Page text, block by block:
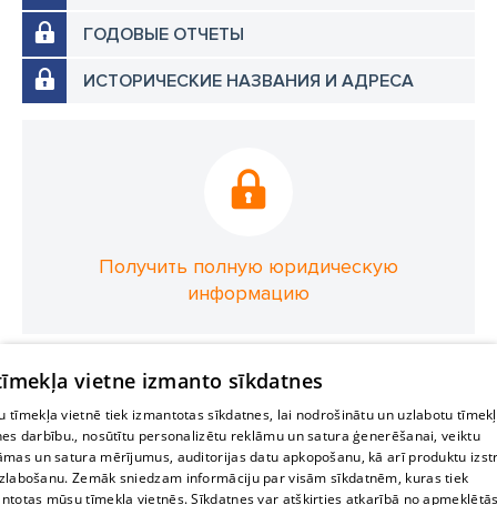
ГОДОВЫЕ ОТЧЕТЫ
ИСТОРИЧЕСКИЕ НАЗВАНИЯ И АДРЕСА
Получить полную юридическую
информацию
vietne izmanto sīkdatnes
tīmekļa vietnē tiek izmantotas sīkdatnes, lai nodrošinātu un uzlabotu
darbību., nosūtītu personalizētu reklāmu un satura ģenerēšanai, veiktu
un satura mērījumus, auditorijas datu apkopošanu, kā arī produktu
Zemāk sniedzam informāciju par visām sīkdatnēm, kuras tiek
mūsu tīmekļa vietnēs. Sīkdatnes var atšķirties atkarībā no